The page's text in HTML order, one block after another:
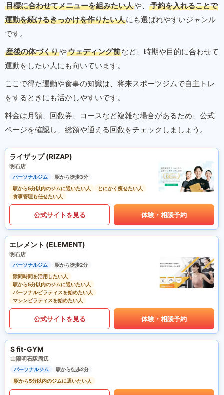
目標に合わせてメニューを組みたい人や、
予約を入れることで
運動を続けるきっかけを作りたい人にも選ばれやすいジャンル
です。
産後の体づくりやウェディング前など、時期や目的に合わせて
運動をしたい人にも向いています。
ここで得た運動や食事の知識は、将来スポーツジムで自主トレ
をするときにも活かしやすいです。
料金は月額、回数券、コースなど複雑な場合があるため、公式
ページを確認し、総額や通える回数をチェックしましょう。
ライザップ (RIZAP)
明石店
パーソナルジム
駅から徒歩3分
駅から5分以内のジムに通いたい人
とにかく痩せたい人
食事管理も任せたい人
公式サイトを見る 体験・相談予約
エレメント (ELEMENT)
明石店
パーソナルジム
駅から徒歩2分
隙間時間を活用したい人
駅から5分以内のジムに通いたい人
パーソナルピラティスを始めたい人
マシンピラティスを始めたい人
公式サイトを見る 体験・相談予約
S fit-GYM
山陽明石駅周辺
パーソナルジム
駅から徒歩2分
駅から5分以内のジムに通いたい人